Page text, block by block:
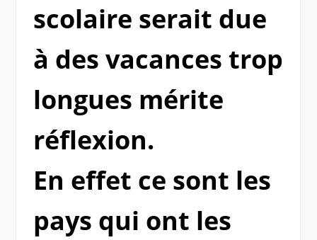
scolaire serait due
à des vacances trop
longues mérite
réflexion.
En effet ce sont les
pays qui ont les